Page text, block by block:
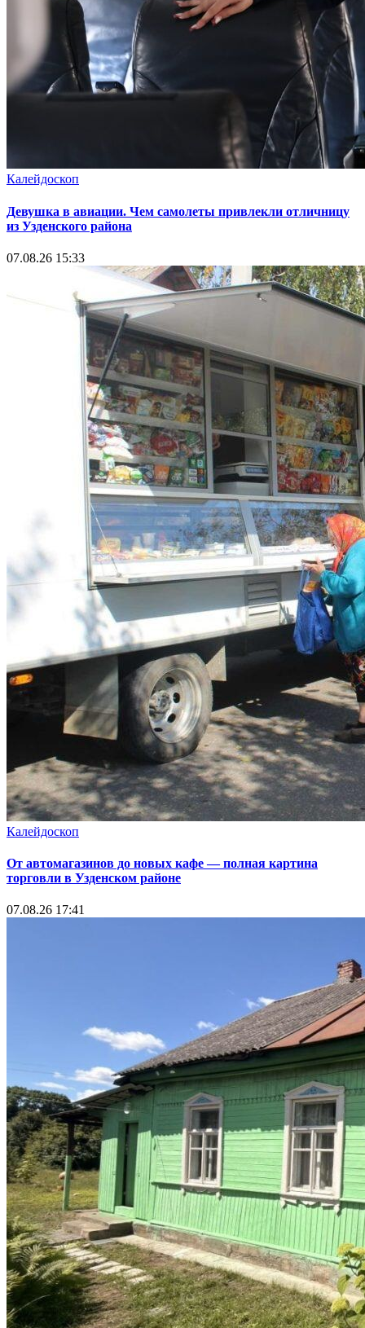
Калейдоскоп
Девушка в авиации. Чем самолеты привлекли отличницу
из Узденского района
07.08.26 15:33
Калейдоскоп
От автомагазинов до новых кафе — полная картина
торговли в Узденском районе
07.08.26 17:41